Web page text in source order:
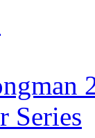
Series